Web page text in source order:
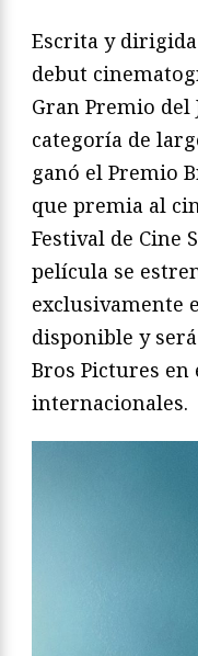
Escrita y
debut
Gran Premio del
categoría de
ganó el Premio
que premia al
Festival de Cine
película se
exclusivamente
disponible y
Bros Pictures en
internacionales.